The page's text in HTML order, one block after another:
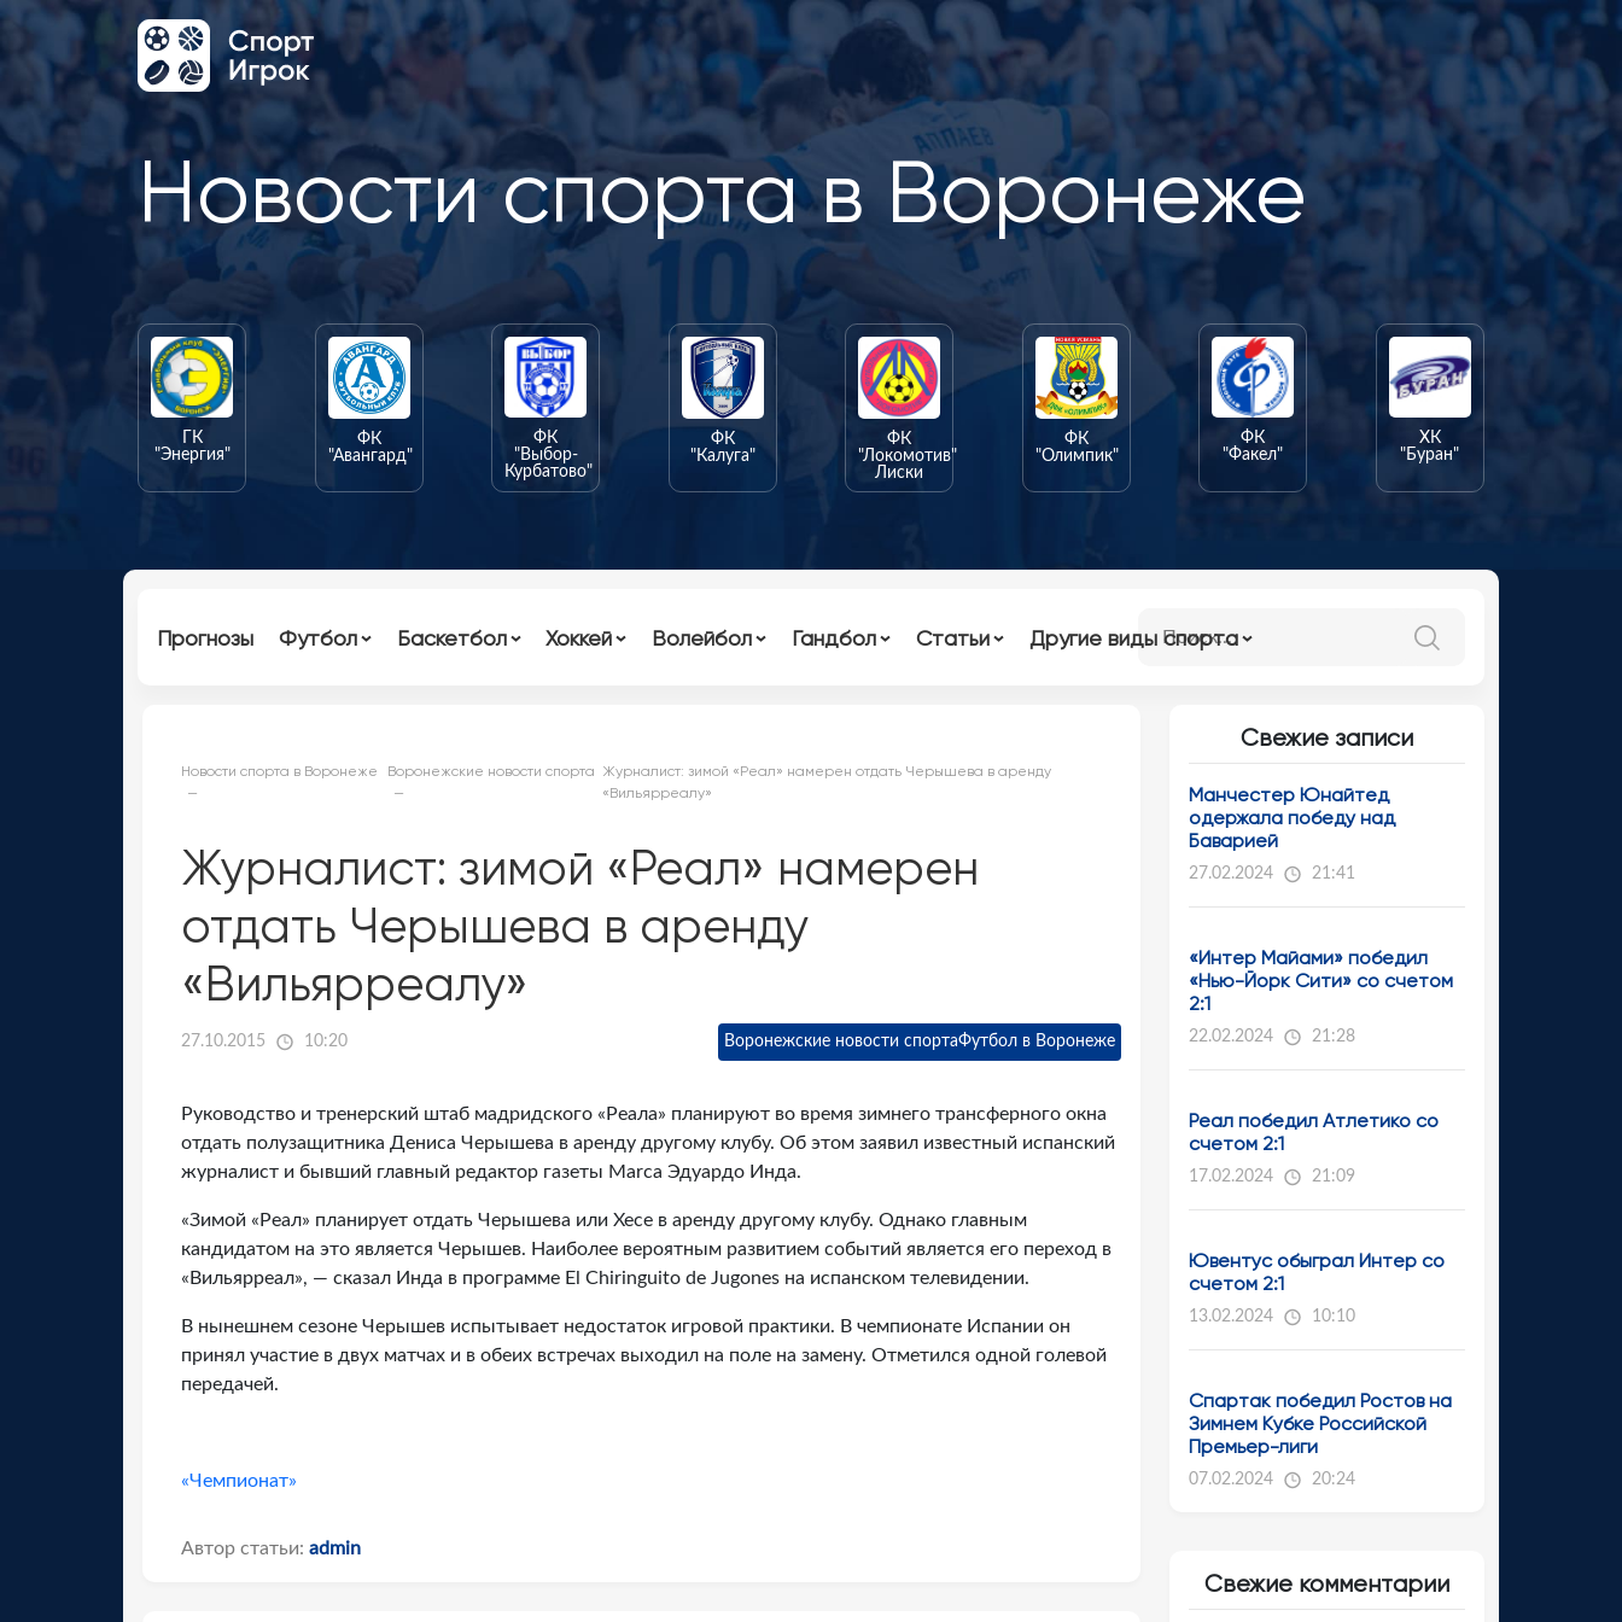
Новости спорта в Воронеже
ГК
"Энергия"
ФК
"Авангард"
ФК
"Выбор-
Курбатово"
ФК
"Калуга"
ФК
"Локомотив"
Лиски
ФК
"Олимпик"
ФК
"Факел"
ХК
"Буран"
Прогнозы Футбол Баскетбол Хоккей Волейбол Гандбол Статьи Другие виды спорта
Новости спорта в Воронеже Воронежские новости спорта Журналист: зимой «Реал» намерен отдать Черышева в аренду
«Вильярреалу»
Журналист: зимой «Реал» намерен
отдать Черышева в аренду
«Вильярреалу»
27.10.2015 10:20 Воронежские новости спортаФутбол в Воронеже
Руководство и тренерский штаб мадридского «Реала» планируют во время зимнего трансферного окна
отдать полузащитника Дениса Черышева в аренду другому клубу. Об этом заявил известный испанский
журналист и бывший главный редактор газеты Marca Эдуардо Инда.
«Зимой «Реал» планирует отдать Черышева или Хесе в аренду другому клубу. Однако главным
кандидатом на это является Черышев. Наиболее вероятным развитием событий является его переход в
«Вильярреал», — сказал Инда в программе El Chiringuito de Jugones на испанском телевидении.
В нынешнем сезоне Черышев испытывает недостаток игровой практики. В чемпионате Испании он
принял участие в двух матчах и в обеих встречах выходил на поле на замену. Отметился одной голевой
передачей.
«Чемпионат»
Автор статьи: admin
Свежие записи
Манчестер Юнайтед
одержала победу над
Баварией
27.02.2024 21:41
«Интер Майами» победил
«Нью-Йорк Сити» со счетом
2:1
22.02.2024 21:28
Реал победил Атлетико со
счетом 2:1
17.02.2024 21:09
Ювентус обыграл Интер со
счетом 2:1
13.02.2024 10:10
Спартак победил Ростов на
Зимнем Кубке Российской
Премьер-лиги
07.02.2024 20:24
Свежие комментарии